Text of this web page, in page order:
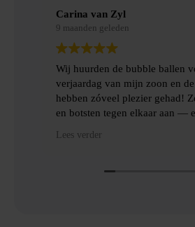
Carina van Zyl
9 maanden geleden
Wij huurden de bubble ballen
verjaardag van mijn zoon en
hebben zóveel plezier gehad!
en botsten tegen elkaar aan —
Lees verder